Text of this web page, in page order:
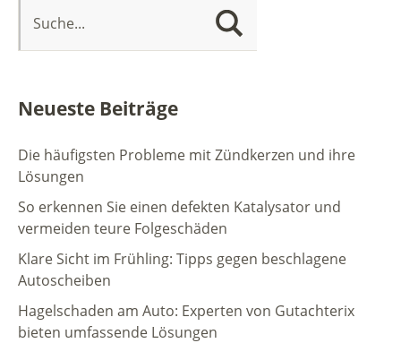
Neueste Beiträge
Die häufigsten Probleme mit Zündkerzen und ihre
Lösungen
So erkennen Sie einen defekten Katalysator und
vermeiden teure Folgeschäden
Klare Sicht im Frühling: Tipps gegen beschlagene
Autoscheiben
Hagelschaden am Auto: Experten von Gutachterix
bieten umfassende Lösungen